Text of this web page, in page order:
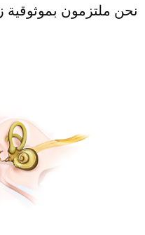
نحن ملتزمون بموثوقية